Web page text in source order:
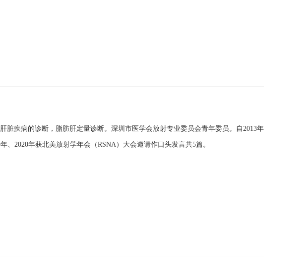
脏疾病的诊断，脂肪肝定量诊断。深圳市医学会放射专业委员会青年委员。自2013年
、2020年获北美放射学年会（RSNA）大会邀请作口头发言共5篇。